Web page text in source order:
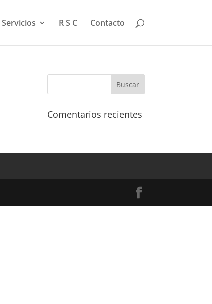
Servicios R S C Contacto
Comentarios recientes